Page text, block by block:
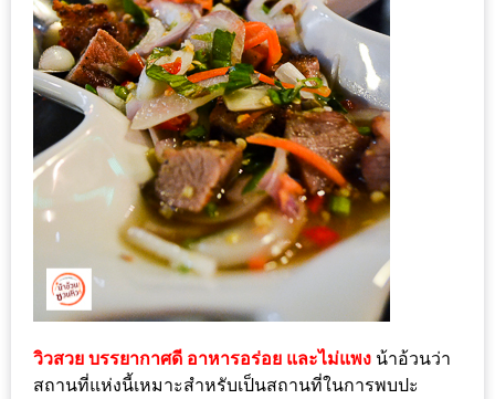
เด็ด
สำหรับ
คุณ
แม่
ที่รัก
2560
สบาย
ใจ๋…
นิมมาน
(ดี
คอน
วิวสวย บรรยากาศดี อาหารอร่อย และไม่แพง น้าอ้วนว่า
สถานที่แห่งนี้เหมาะสำหรับเป็นสถานที่ในการพบปะ